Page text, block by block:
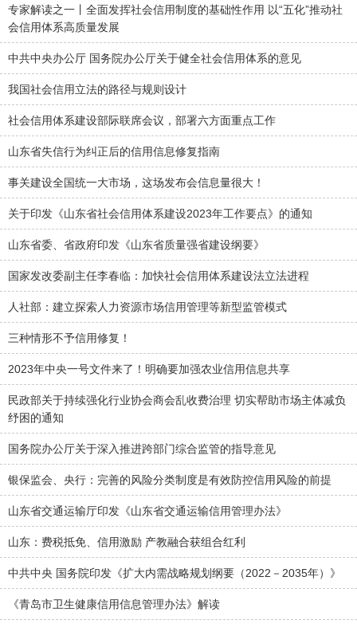
专家解读之一丨全面发挥社会信用制度的基础性作用 以“五化”推动社
会信用体系高质量发展
中共中央办公厅 国务院办公厅关于健全社会信用体系的意见
我国社会信用立法的路径与规则设计
社会信用体系建设部际联席会议，部署六方面重点工作
山东省失信行为纠正后的信用信息修复指南
事关建设全国统一大市场，这场发布会信息量很大！
关于印发《山东省社会信用体系建设2023年工作要点》的通知
山东省委、省政府印发《山东省质量强省建设纲要》
国家发改委副主任李春临：加快社会信用体系建设法立法进程
人社部：建立探索人力资源市场信用管理等新型监管模式
三种情形不予信用修复！
2023年中央一号文件来了！明确要加强农业信用信息共享
民政部关于持续强化行业协会商会乱收费治理 切实帮助市场主体减负
纾困的通知
国务院办公厅关于深入推进跨部门综合监管的指导意见
银保监会、央行：完善的风险分类制度是有效防控信用风险的前提
山东省交通运输厅印发《山东省交通运输信用管理办法》
山东：费税抵免、信用激励 产教融合获组合红利
中共中央 国务院印发《扩大内需战略规划纲要（2022－2035年）》
《青岛市卫生健康信用信息管理办法》解读